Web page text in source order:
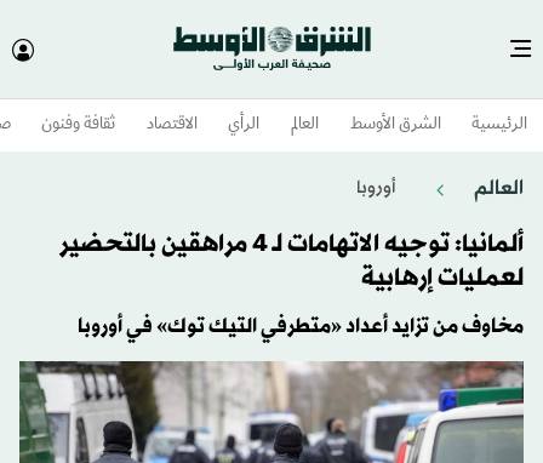
الرئيسية الشرق الأوسط​ العالم الرأي الاقتصاد ثقافة وفنون
العالم أوروبا
ألمانيا: توجيه الاتهامات لـ 4 مراهقين بالتحضير
لعمليات إرهابية
مخاوف من تزايد أعداد «متطرفي التيك توك» في أوروبا